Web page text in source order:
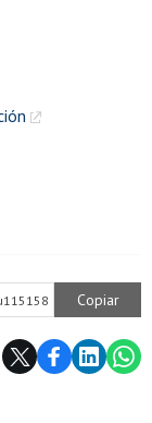
Copiar